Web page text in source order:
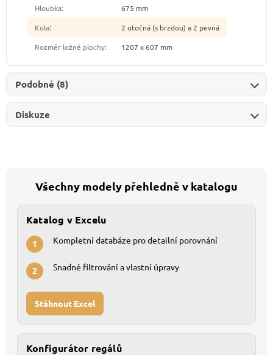
Hloubka:
675 mm
Kola:
2 otočná (s brzdou) a 2 pevná
Rozměr ložné plochy: 1207 x 607 mm
Podobné (8)
Diskuze
Všechny modely přehledně v katalogu
Katalog v Excelu
1 Kompletní databáze pro detailní porovnání
2 Snadné filtrování a vlastní úpravy
Stáhnout Excel
Konfigurátor regálů